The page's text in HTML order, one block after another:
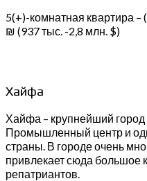
5(+)-комнатная квартира –
₪ (937 тыс. -2,8 млн. $)
Хайфа
Хайфа – крупнейший город
Промышленный центр и
страны. В городе очень
привлекает сюда большое
репатриантов.